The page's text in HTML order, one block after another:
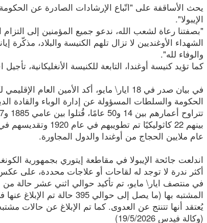
يحث الأساقفة على "اتّباع الإرشادات الصادرة عن
الإيبولا".
"بصفتنا رعاة لشعب الله، ندعو جميع المؤمنين إلى التزام
الشهداء الأوغنديين لا تزال تلهم الكنيسة والبلاد،
والوفاء لله".
كما تؤيد كنيسة أوغندا، التابعة للكنيسة الأنغليكانية،
في بيان صدر في 18 ايار\ مايو، أكد الأمين
عام ملايين الحجاج من أوغندا والدول المجاورة.
اندلعت جائحة الإيبولا في مقاطعة إيتوري بجمهورية
أكثر ندرة لا توجد له لقاحات أو علاجات محددة، على عكس
في منتصف ايار\ مايو، تم تأكيد حوالي اثني عشر حالة
يُعتقد أنها تتنتج عن العدوى. كما تم الإبلاغ عن حالات
(وكالة فيدس 19/5/2026)